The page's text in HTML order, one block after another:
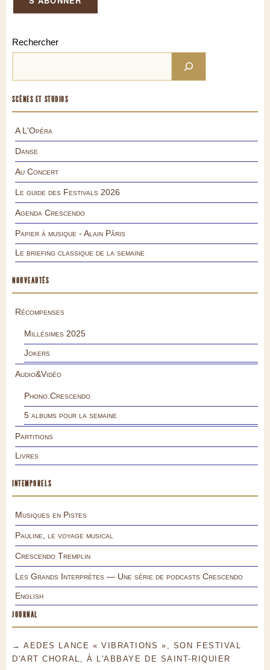
Rechercher
SCÈNES ET STUDIOS
A L'Opéra
Danse
Au Concert
Le guide des Festivals 2026
Agenda Crescendo
Papier à musique - Alain Pâris
Le briefing classique de la semaine
NOUVEAUTÉS
Récompenses
Millésimes 2025
Jokers
Audio&Vidéo
Phono.Crescendo
5 albums pour la semaine
Partitions
Livres
INTEMPORELS
Musiques en Pistes
Pauline, le voyage musical
Crescendo Tremplin
Les Grands Interprètes — Une série de podcasts Crescendo
English
JOURNAL
→ AEDES LANCE « VIBRATIONS », SON FESTIVAL
D'ART CHORAL, À L'ABBAYE DE SAINT-RIQUIER